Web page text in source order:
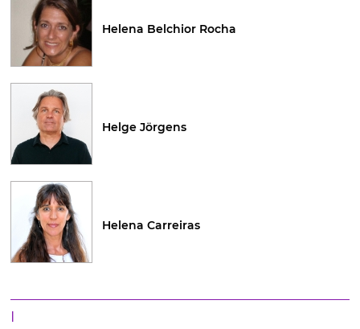
Helena Belchior Rocha
Helge Jörgens
Helena Carreiras
I